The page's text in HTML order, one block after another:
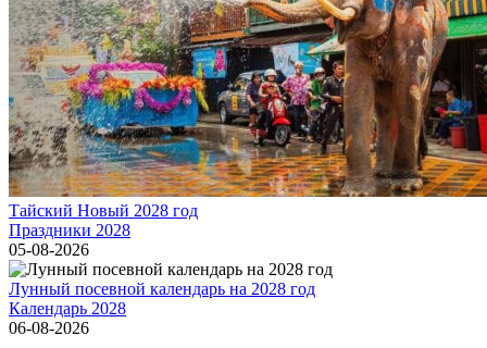
Тайский Новый 2028 год
Праздники 2028
05-08-2026
Лунный посевной календарь на 2028 год
Календарь 2028
06-08-2026